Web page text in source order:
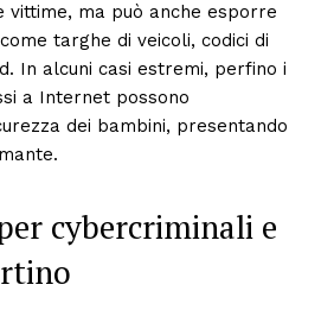
ma può anche esporre
targhe di veicoli, codici di
In alcuni casi estremi, perfino i
a Internet possono
dei bambini, presentando
cybercriminali e